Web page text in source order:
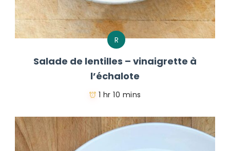
R
Salade de lentilles – vinaigrette à
l’échalote
1 hr 10 mins